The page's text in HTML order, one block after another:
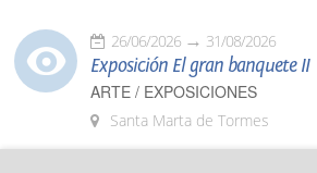
26/06/2026 31/08/2026
Exposición El gran banquete II
ARTE / EXPOSICIONES
Santa Marta de Tormes